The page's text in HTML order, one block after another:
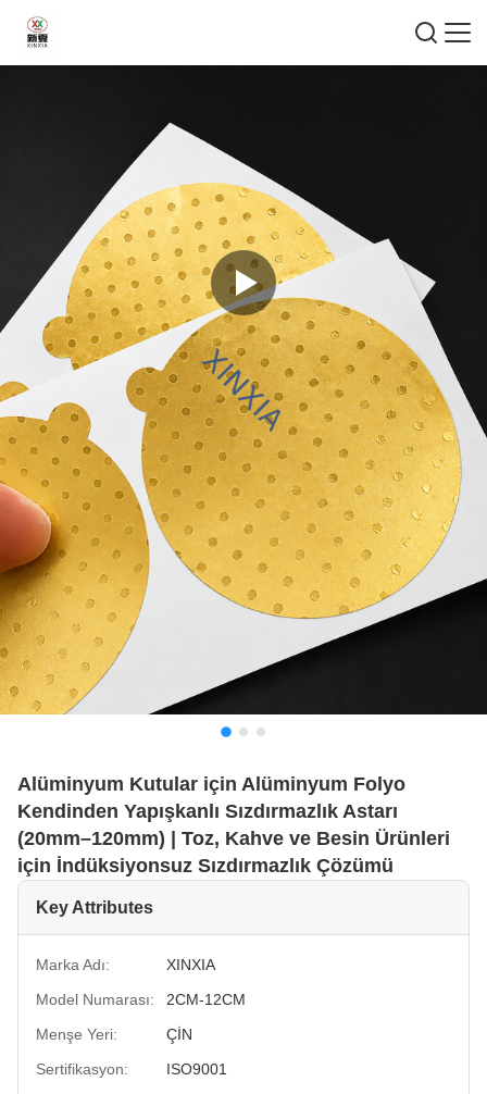
Alüminyum Kutular için Alüminyum Folyo
Kendinden Yapışkanlı Sızdırmazlık Astarı
(20mm–120mm) | Toz, Kahve ve Besin Ürünleri
için İndüksiyonsuz Sızdırmazlık Çözümü
Key Attributes
Marka Adı:
XINXIA
Model Numarası:
2CM-12CM
Menşe Yeri:
ÇİN
Sertifikasyon:
ISO9001